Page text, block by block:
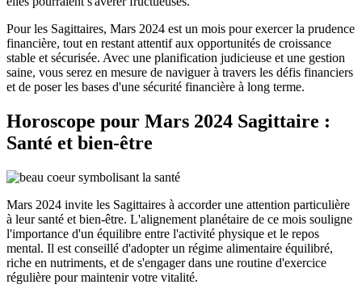
Pour les Sagittaires, Mars 2024 est un mois pour exercer la prudence
financière, tout en restant attentif aux opportunités de croissance
stable et sécurisée. Avec une planification judicieuse et une gestion
saine, vous serez en mesure de naviguer à travers les défis financiers
et de poser les bases d'une sécurité financière à long terme.
Horoscope pour Mars 2024 Sagittaire :
Santé et bien-être
Mars 2024 invite les Sagittaires à accorder une attention particulière
à leur santé et bien-être. L'alignement planétaire de ce mois souligne
l'importance d'un équilibre entre l'activité physique et le repos
mental. Il est conseillé d'adopter un régime alimentaire équilibré,
riche en nutriments, et de s'engager dans une routine d'exercice
régulière pour maintenir votre vitalité.